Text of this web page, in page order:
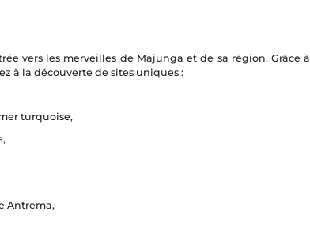
vers les merveilles de Majunga et de sa région. Grâce à
à la découverte de sites uniques :
turquoise,
Antrema,